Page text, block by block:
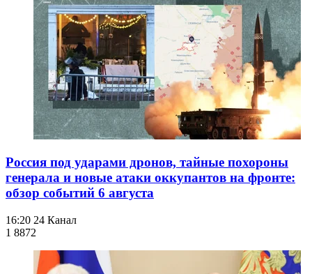
Россия под ударами дронов, тайные похороны
генерала и новые атаки оккупантов на фронте:
обзор событий 6 августа
16:20 24 Канал
1 8872